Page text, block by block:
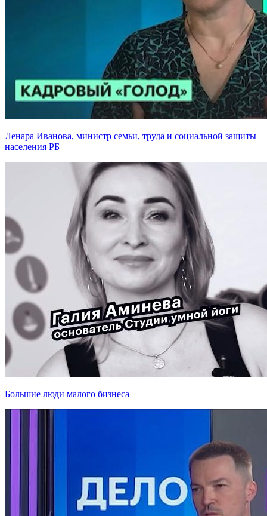
Ленара Иванова, министр семьи, труда и социальной защиты
населения РБ
Большие люди малого бизнеса